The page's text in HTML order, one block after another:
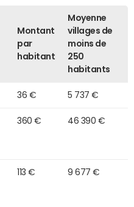
Montant
par
habitant
Moyenne
villages de
moins de
250
habitants
36 € 5 737 €
360 € 46 390 €
113 € 9 677 €